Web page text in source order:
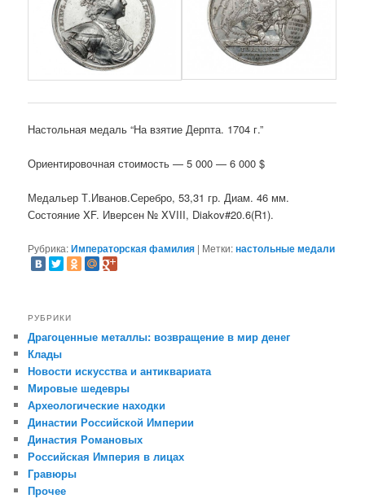
Настольная медаль “На взятие Дерпта. 1704 г.”
Ориентировочная стоимость — 5 000 — 6 000 $
Медальер Т.Иванов.Серебро, 53,31 гр. Диам. 46 мм.
Состояние XF. Иверсен № XVIII, Diakov#20.6(R1).
Рубрика:Императорская фамилия | Метки:настольные медали
РУБРИКИ
Драгоценные металлы: возвращение в мир денег
Клады
Новости искусства и антиквариата
Мировые шедевры
Археологические находки
Династии Российской Империи
Династия Романовых
Российская Империя в лицах
Гравюры
Прочее